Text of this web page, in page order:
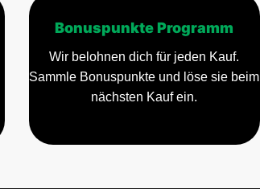
Bonuspunkte Programm
Wir belohnen dich für jeden Kauf.
Sammle Bonuspunkte und löse sie beim
nächsten Kauf ein.